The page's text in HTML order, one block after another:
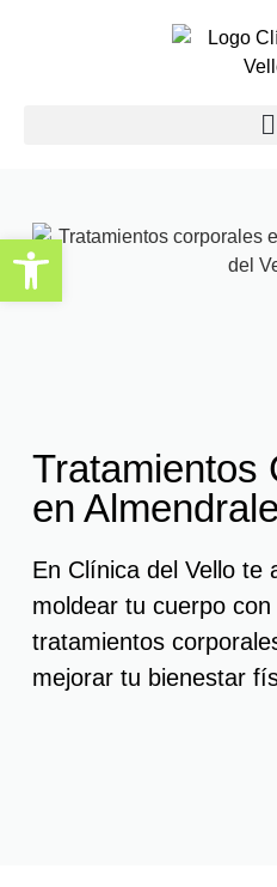
Tratamientos
en
En Clínica del Vellote
moldear tu cuerpo
tratamientos
mejorar tu bienestar
Abrir barra de herramientas